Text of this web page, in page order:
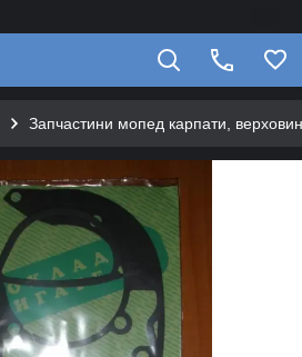
Запчастини мопед карпати,